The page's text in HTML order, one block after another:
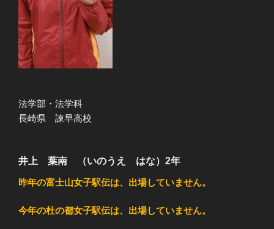
法学部・法学科
長崎県 諫早高校
井上 葉南 （いのうえ はな）2年
昨年の富士山女子駅伝は、出場していません。
今年の杜の都女子駅伝は、出場していません。